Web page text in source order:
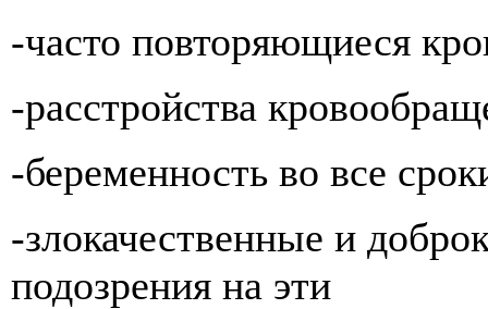
-часто повторяющиеся
-расстройства
-беременность во все
-злокачественные и
подозрения на эти